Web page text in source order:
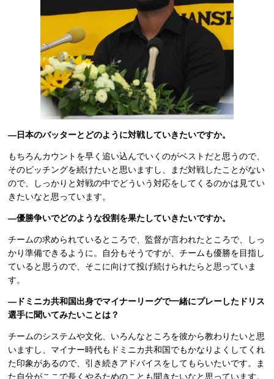
―日本のバッターとどのように対戦していきたいですか。
もちろんカウントを早く追い込んでいくのがベストだと思うので、
そのピッチングを続けたいと思いますし、まだ対戦したことがない
ので、しっかりと対戦の中でどういう対応をしてくるのかは見てい
きたいなと思っています。
―優勝争いでどのような役割を果たしていきたいですか。
チームの求められているところで、監督が言われたところで、しっ
かり準備できるように。自分もそうですが、チームも優勝を目指し
ていると思うので、そこに向けて投げ続けられたらと思っていま
す。
―ドミニカ共和国出身でマイナーリーグで一緒にプレーしたドリス
選手に聞いてみたいことは？
チームのシステムや文化、いろんなところを彼から教わりたいと思
いますし、マイナー時代もドミニカ共和国でもかなりよくしてくれ
た印象があるので、引き続きアドバイスをしてもらいたいです。ま
た自分がここで長くやるためのことも聞きたいなと思っています。